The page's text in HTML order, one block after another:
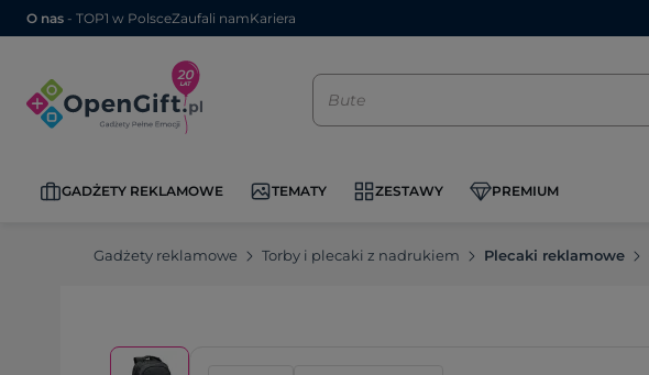
O nas - TOP1 w PolsceZaufali namKariera
GADŻETY REKLAMOWE TEMATY ZESTAWY PREMIUM
Gadżety reklamowe Torby i plecaki z nadrukiem Plecaki reklamowe